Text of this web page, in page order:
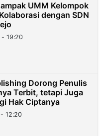
UMM Kelompok
dengan SDN
19:20
Dorong Penulis
Terbit, tetapi Juga
Hak Ciptanya
12:20